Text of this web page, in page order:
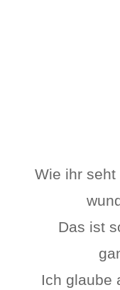
Wie ihr seht
Das ist
Ich glaube